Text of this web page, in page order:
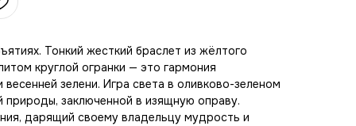
Тонкий жесткий браслет из жёлтого
круглой огранки — это гармония
зелени. Игра света в оливково-зеленом
заключенной в изящную оправу.
дарящий своему владельцу мудрость и